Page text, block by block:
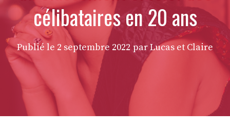
célibataires en 20 ans
Publié le 2 septembre 2022 par Lucas et Claire